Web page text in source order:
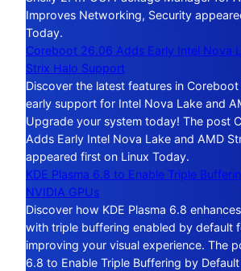
Improves Networking, Security
Today.
Coreboot 26.06 Adds Early Intel Nova
Strix Halo Support
Discover the latest features in
early support for Intel Nova Lake and
Upgrade your system today! The post
Adds Early Intel Nova Lake and AMD
appeared first on Linux Today.
KDE Plasma 6.8 to Enable Triple
NVIDIA GPUs
Discover how KDE Plasma 6.8
with triple buffering enabled by default
improving your visual experience. The
6.8 to Enable Triple Buffering by